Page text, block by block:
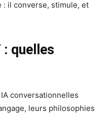
il converse, stimule, et
: quelles
conversationnelles
leurs philosophies